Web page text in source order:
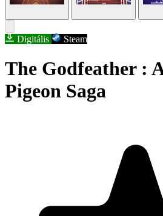
Digitális Steam
The Godfeather :
Pigeon Saga